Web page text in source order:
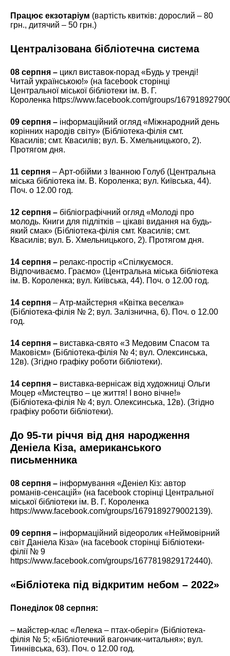
Працює екзотаріум (вартість квитків: дорослий – 80
грн., дитячий – 50 грн.)
Централізована бібліотечна система
08 серпня – цикл виставок-порад «Будь у тренді!
Читай українською!» (на facebook сторінці
Центральної міської бібліотеки ім. В. Г.
Короленка https://www.facebook.com/groups/
09 серпня – інформаційний огляд «Міжнародний день
корінних народів світу» (Бібліотека-філія смт.
Квасилів; смт. Квасилів; вул. Б. Хмельницького, 2).
Протягом дня.
11 серпня – Арт-обійми з Іванною Голуб (Центральна
міська бібліотека ім. В. Короленка; вул. Київська, 44).
Поч. о 12.00 год.
12 серпня – бібліографічний огляд «Молоді про
молодь. Книги для підлітків – цікаві видання на будь-
який смак» (Бібліотека-філія смт. Квасилів; смт.
Квасилів; вул. Б. Хмельницького, 2). Протягом дня.
14 серпня – релакс-простір «Спілкуємося.
Відпочиваємо. Граємо» (Центральна міська бібліотека
ім. В. Короленка; вул. Київська, 44). Поч. о 12.00 год.
14 серпня – Атр-майстерня «Квітка веселка»
(Бібліотека-філія № 2; вул. Залізнична, 6). Поч. о 12.00
год.
14 серпня – виставка-свято «З Медовим Спасом та
Маковієм» (Бібліотека-філія № 4; вул. Олексинська,
12в). (Згідно графіку роботи бібліотеки).
14 серпня – виставка-вернісаж від художниці Ольги
Моцер «Мистецтво – це життя! І воно вічне!»
(Бібліотека-філія № 4; вул. Олексинська, 12в). (Згідно
графіку роботи бібліотеки).
До 95-ти річчя від дня народження
Деніела Кіза, американського
письменника
08 серпня – інформування «Деніел Кіз: автор
романів-сенсацій» (на facebook сторінці Центральної
міської бібліотеки ім. В. Г. Короленка
https://www.facebook.com/groups/1679189279002139).
09 серпня – інформаційний відеоролик «Неймовірний
світ Даніела Кіза» (на facebook сторінці Бібліотеки-
філії № 9
https://www.facebook.com/groups/1677819829172440).
«Бібліотека під відкритим небом – 2022»
Понеділок 08 серпня:
– майстер-клас «Лелека – птах-оберіг» (Бібліотека-
філія № 5; «Бібліотечний вагончик-читальня»; вул.
Тиннівська, 63). Поч. о 12.00 год.